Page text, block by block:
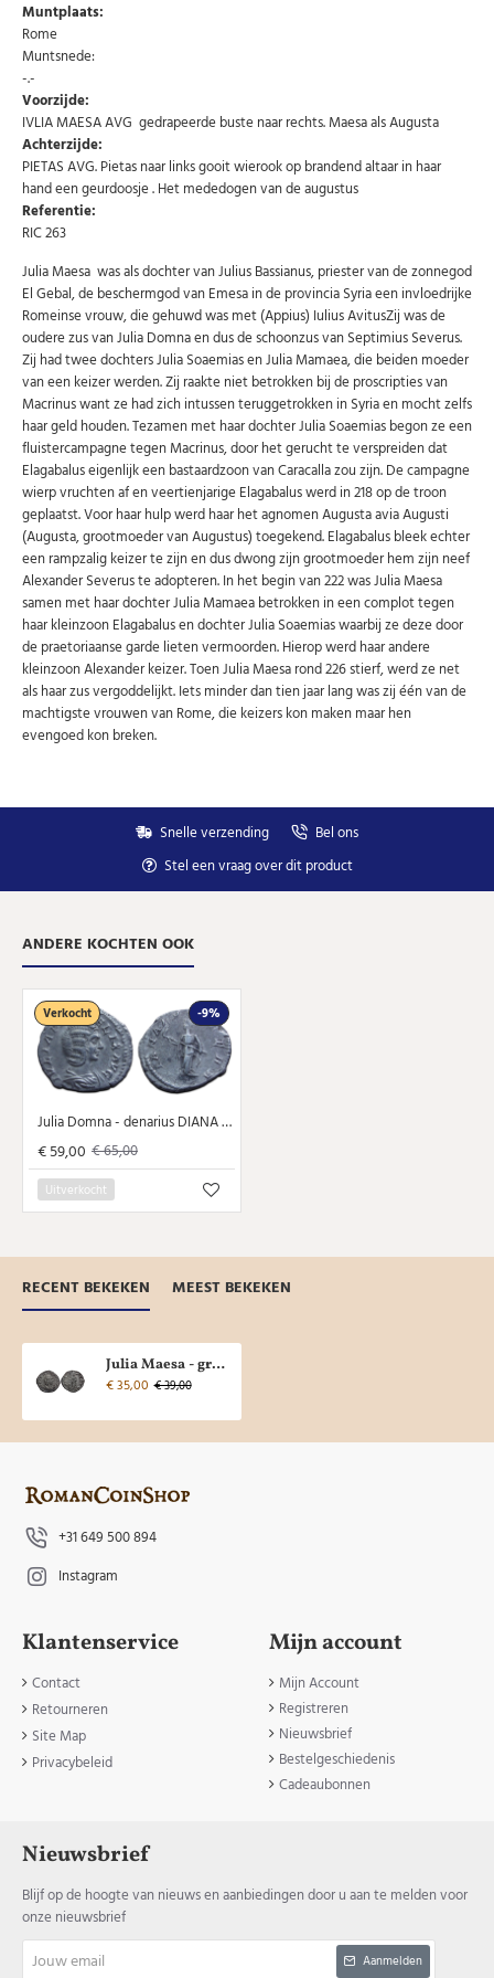
Abonneer u op onze nieuwsbrief
Uw
email
AANMELDEN
Choose Preferred Language
Nederlands
U kunt zich op elk moment weer afmelden via de nieuwsbrief.
Uw gegevens worden niet gedeeld met derden
Niet meer opnieuw tonen.
Muntplaats:
Rome
Muntsnede:
-.-
Voorzijde:
IVLIA MAESA AVG gedrapeerde buste naar rechts. Maesa als Augusta
Achterzijde:
PIETAS AVG. Pietas naar links gooit wierook op brandend altaar in haar
hand een geurdoosje . Het mededogen van de augustus
Referentie:
RIC 263
Julia Maesa was als dochter van Julius Bassianus, priester van de zonnegod
El Gebal, de beschermgod van Emesa in de provincia Syria een invloedrijke
Romeinse vrouw, die gehuwd was met (Appius) Iulius AvitusZij was de
oudere zus van Julia Domna en dus de schoonzus van Septimius Severus.
Zij had twee dochters Julia Soaemias en Julia Mamaea, die beiden moeder
van een keizer werden.Zij raakte niet betrokken bij de proscripties van
Macrinus want ze had zich intussen teruggetrokken in Syria en mocht zelfs
haar geld houden. Tezamen met haar dochter Julia Soaemias begon ze een
fluistercampagne tegen Macrinus, door het gerucht te verspreiden dat
Elagabalus eigenlijk een bastaardzoon van Caracalla zou zijn. De campagne
wierp vruchten af en veertienjarige Elagabalus werd in 218 op de troon
geplaatst. Voor haar hulp werd haar het agnomen Augusta avia Augusti
(Augusta, grootmoeder van Augustus) toegekend. Elagabalus bleek echter
een rampzalig keizer te zijn en dus dwong zijn grootmoeder hem zijn neef
Alexander Severus te adopteren. In het begin van 222 was Julia Maesa
samen met haar dochter Julia Mamaea betrokken in een complot tegen
haar kleinzoon Elagabalus en dochter Julia Soaemias waarbij ze deze door
de praetoriaanse garde lieten vermoorden. Hierop werd haar andere
kleinzoon Alexander keizer. Toen Julia Maesa rond 226 stierf, werd ze net
als haar zus vergoddelijkt. Iets minder dan tien jaar lang was zij één van de
machtigste vrouwen van Rome, die keizers kon maken maar hen
evengoed kon breken.
Snelle verzending
Bel ons
Stel een vraag over dit product
ANDERE KOCHTEN OOK
-9%
Verkocht
Julia Domna - denarius DIANA LUCIFERA (AP26148)
€ 59,00 € 65,00
Uitverkocht
RECENT BEKEKEN MEEST BEKEKEN
Julia Maesa - grootmoeder van Elagabalus PIETAS AVG (JA26122)
€ 35,00 € 39,00
+31 649 500 894
Instagram
Klantenservice
Contact
Retourneren
Site Map
Privacybeleid
Mijn account
Mijn Account
Registreren
Nieuwsbrief
Bestelgeschiedenis
Cadeaubonnen
Nieuwsbrief
Blijf op de hoogte van nieuws en aanbiedingen door u aan te melden voor
onze nieuwsbrief
email
Aanmelden